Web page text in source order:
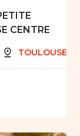
CENTRE
TOULOUSE